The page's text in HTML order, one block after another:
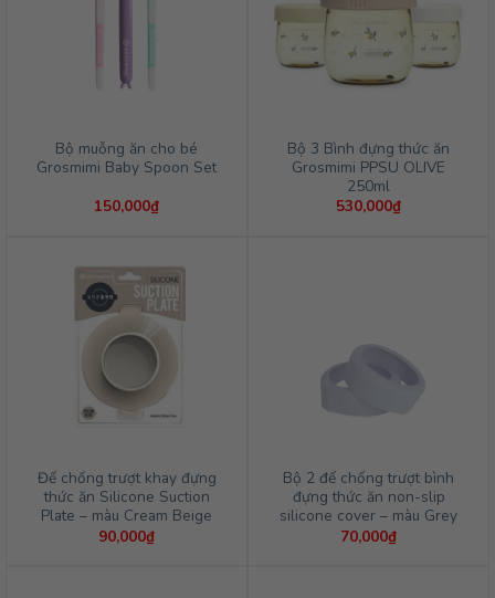
Bộ muỗng ăn cho bé
Grosmimi Baby Spoon Set
150,000₫
Bộ 3 Bình đựng thức ăn
Grosmimi PPSU OLIVE
250ml
530,000₫
Đế chống trượt khay đựng
thức ăn Silicone Suction
Plate – màu Cream Beige
90,000₫
Bộ 2 đế chống trượt bình
đựng thức ăn non-slip
silicone cover – màu Grey
70,000₫